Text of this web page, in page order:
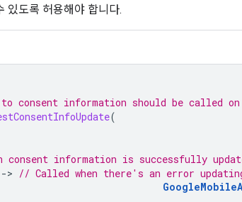
있도록 허용해야 합니다.
consent information should be called
(
consent information is successfully
-> // Called when there's an error